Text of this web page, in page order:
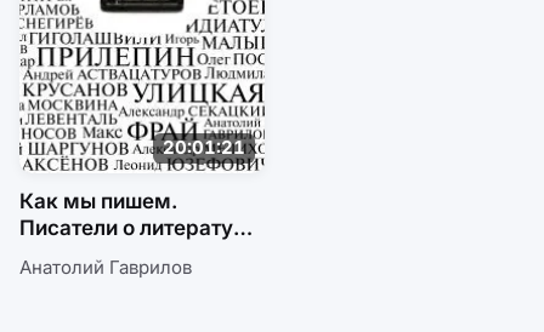
20:01:21
Как мы пишем.
Писатели о литературе,
о времени, о себе
Анатолий Гаврилов